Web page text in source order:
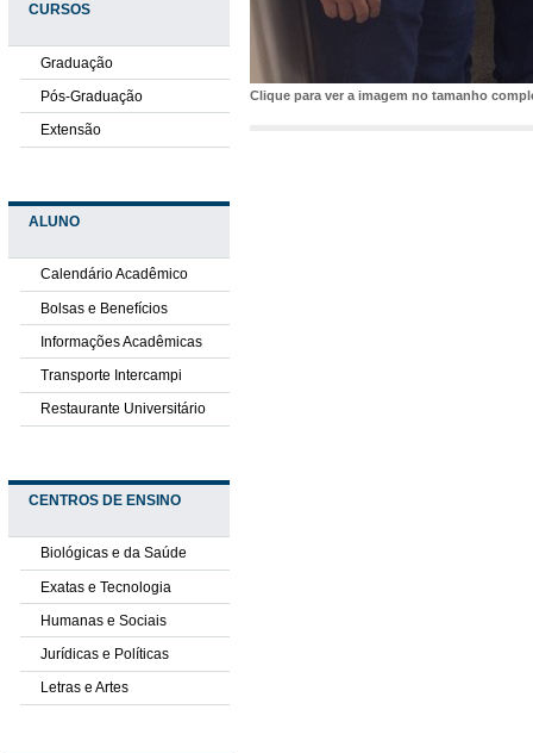
CURSOS
Graduação
Pós-Graduação
Extensão
ALUNO
Calendário Acadêmico
Bolsas e Benefícios
Informações Acadêmicas
Transporte Intercampi
Restaurante Universitário
CENTROS DE ENSINO
Biológicas e da Saúde
Exatas e Tecnologia
Humanas e Sociais
Jurídicas e Políticas
Letras e Artes
Clique para ver a imagem no tamanho